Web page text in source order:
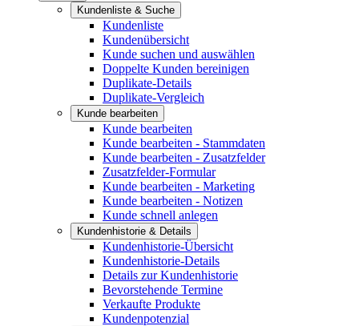
Kundenliste & Suche
Kundenliste
Kundenübersicht
Kunde suchen und auswählen
Doppelte Kunden bereinigen
Duplikate-Details
Duplikate-Vergleich
Kunde bearbeiten
Kunde bearbeiten
Kunde bearbeiten - Stammdaten
Kunde bearbeiten - Zusatzfelder
Zusatzfelder-Formular
Kunde bearbeiten - Marketing
Kunde bearbeiten - Notizen
Kunde schnell anlegen
Kundenhistorie & Details
Kundenhistorie-Übersicht
Kundenhistorie-Details
Details zur Kundenhistorie
Bevorstehende Termine
Verkaufte Produkte
Kundenpotenzial